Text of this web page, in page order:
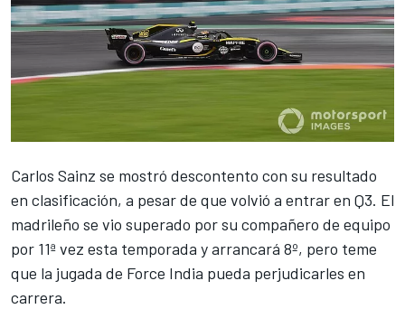
Carlos Sainz se mostró descontento con su resultado
en clasificación, a pesar de que volvió a entrar en Q3. El
madrileño se vio superado por su compañero de equipo
por 11ª vez esta temporada y arrancará 8º, pero teme
que la jugada de Force India pueda perjudicarles en
carrera.